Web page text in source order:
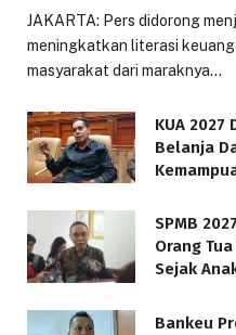
JAKARTA: Pers didorong
meningkatkan literasi
masyarakat dari maraknya…
KUA
Belanja
SPMB
Orang
Sejak
Bankeu